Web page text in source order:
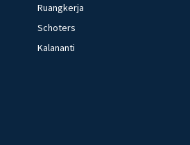
Ruangkerja
Schoters
Kalananti